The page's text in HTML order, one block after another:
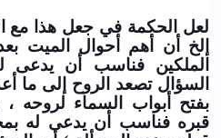
لعل الحكمة في جعل هذا مع
إلخ أن أهم أحوال الميت
الملكين فناسب أن يدعى
السؤال تصعد الروح إلى ما
بفتح أبواب السماء لروحه
قبره فناسب أن يدعى له